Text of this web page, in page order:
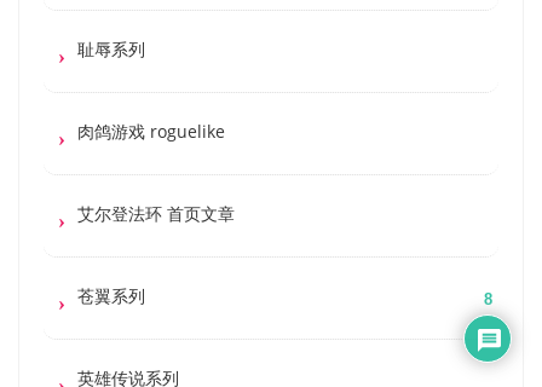
耻辱系列
肉鸽游戏 roguelike
艾尔登法环 首页文章
苍翼系列
英雄传说系列
8